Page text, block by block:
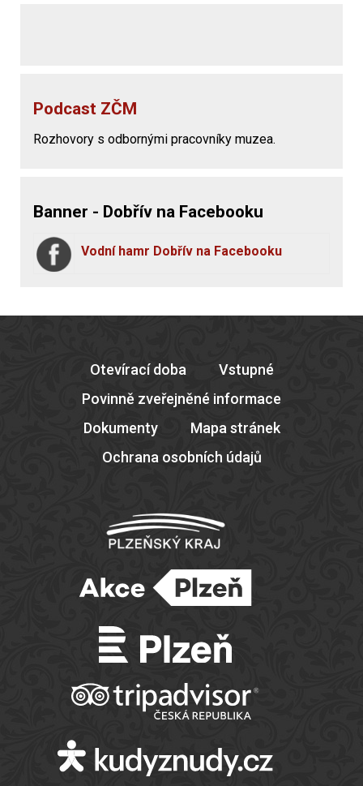
Podcast ZČM
Rozhovory s odbornými pracovníky muzea.
Banner - Dobřív na Facebooku
Vodní hamr Dobřív na Facebooku
Otevírací doba
Vstupné
Povinně zveřejněné informace
Dokumenty
Mapa stránek
Ochrana osobních údajů